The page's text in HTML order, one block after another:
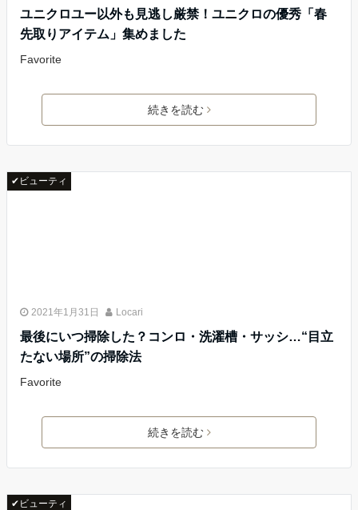
ユニクロユー以外も見逃し厳禁！ユニクロの優秀「春
先取りアイテム」集めました
Favorite
続きを読む
✔ビューティ
2021年1月31日 Locari
最後にいつ掃除した？コンロ・洗濯槽・サッシ…“目立
たない場所”の掃除法
Favorite
続きを読む
✔ビューティ